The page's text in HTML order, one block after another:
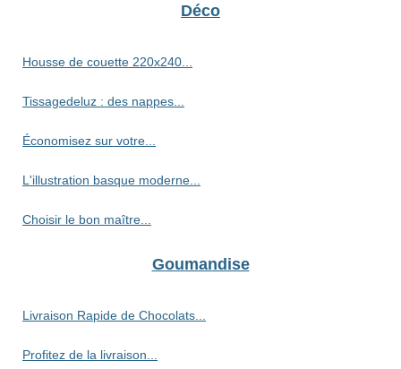
Déco
Housse de couette 220x240...
Tissagedeluz : des nappes...
Économisez sur votre...
L'illustration basque moderne...
Choisir le bon maître...
Goumandise
Livraison Rapide de Chocolats...
Profitez de la livraison...